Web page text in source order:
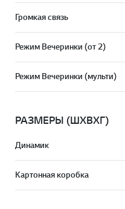
Громкая связь
Режим Вечеринки (от 2)
Режим Вечеринки (мульти)
РАЗМЕРЫ (ШХВХГ)
Динамик
Картонная коробка